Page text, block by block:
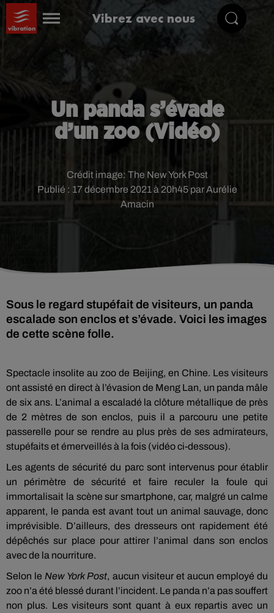
Vibrez avec nous
Un panda s’évade
d’un zoo (Vidéo)
Publié : 17 décembre 2021 à 20h45 par Aurélie
Amacin
Crédit image: The New York Post
Sous le regard stupéfait de visiteurs, un panda
escalade son enclos et s’évade. Voici les images
de cette scène folle.
Spectacle insolite au zoo de Beijing, en Chine. Les visiteurs
ont assisté en direct à l’évasion de Meng Lan, un panda mâle
de six ans. L’animal a escaladé la clôture métallique de près
de 2 mètres de son enclos, puis il a parcouru une petite
passerelle pour se rendre au plus près de ses admirateurs,
stupéfaits et émerveillés à la fois (vidéo ci-dessous).
Les agents de sécurité du parc sont intervenus pour établir
un périmètre de sécurité et faire reculer la foule qui
immortalisait la scène sur smartphone, car, malgré un calme
apparent, le panda est avant tout un animal sauvage, donc
imprévisible. D’ailleurs, des dresseurs ont rapidement été
dépêchés sur place pour attirer l’animal dans son enclos
avec de la nourriture.
Selon le New York Post, aucun visiteur et aucun employé du
zoo n’a été blessé durant l’incident. Le panda n’a pas souffert
non plus. Les visiteurs sont quant à eux repartis avec un